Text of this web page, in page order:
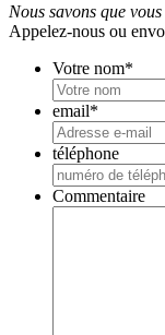
Nous savons que
Appelez-nous ou
Votre nom*
email*
téléphone
Commentaire